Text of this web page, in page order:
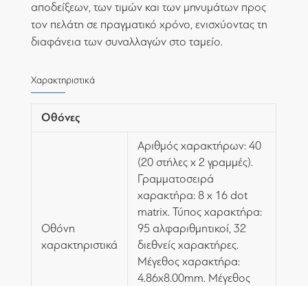
αποδείξεων, των τιμών και των μηνυμάτων προς
τον πελάτη σε πραγματικό χρόνο, ενισχύοντας τη
διαφάνεια των συναλλαγών στο ταμείο.
Χαρακτηριστικά
Οθόνες
Οθόνη
χαρακτηριστικά
Αριθμός χαρακτήρων: 40
(20 στήλες x 2 γραμμές).
Γραμματοσειρά
χαρακτήρα: 8 x 16 dot
matrix. Τύπος χαρακτήρα:
95 αλφαριθμητικοί, 32
διεθνείς χαρακτήρες.
Μέγεθος χαρακτήρα:
4.86x8.00mm. Μέγεθος